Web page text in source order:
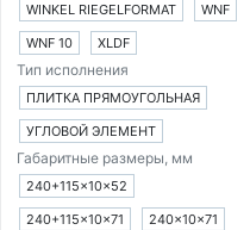
WINKEL RIEGELFORMAT
WNF
WNF 10
XLDF
Тип исполнения
ПЛИТКА ПРЯМОУГОЛЬНАЯ
УГЛОВОЙ ЭЛЕМЕНТ
Габаритные размеры, мм
240+115×10×52
240+115×10×71
240×10×71